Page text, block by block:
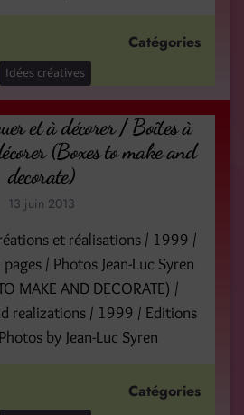
Catégories
Idées créatives
et à décorer / Boîtes à
(Boxes to make and
decorate)
13 juin 2013
et réalisations / 1999 /
/ Photos Jean-Luc Syren
MAKE AND DECORATE) /
realizations / 1999 / Editions
by Jean-Luc Syren
Catégories